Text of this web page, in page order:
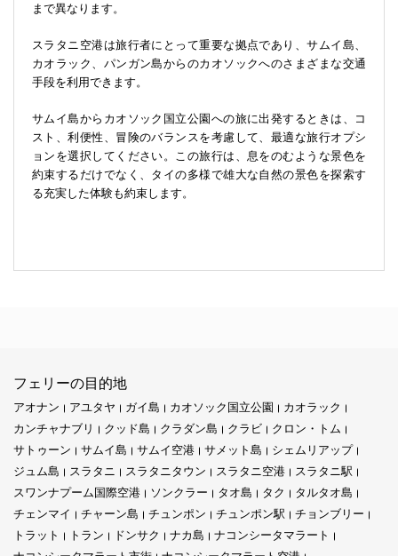
まで異なります。
スラタニ空港は旅行者にとって重要な拠点であり、サムイ島、
カオラック、パンガン島からのカオソックへのさまざまな交通
手段を利用できます。
サムイ島からカオソック国立公園への旅に出発するときは、コ
スト、利便性、冒険のバランスを考慮して、最適な旅行オプシ
ョンを選択してください。この旅行は、息をのむような景色を
約束するだけでなく、タイの多様で雄大な自然の景色を探索す
る充実した体験も約束します。
フェリーの目的地
アオナン アユタヤ ガイ島 カオソック国立公園
カオラック
カンチャナブリ
クッド島 クラダン島 クラビ
クロン・トム
サトゥーン
サムイ島 サムイ空港 サメット島
シェムリアップ
ジュム島
スラタニ スラタニタウン スラタニ空港
スラタニ駅
スワンナプーム国際空港
ソンクラー タオ島 タク
タルタオ島
チェンマイ
チャーン島 チュンポン チュンポン駅
チョンブリー
トラット
トラン ドンサク ナカ島
ナコンシータマラート